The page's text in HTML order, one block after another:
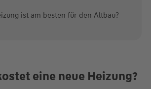
ist am besten für den Altbau?
eine neue Heizung?